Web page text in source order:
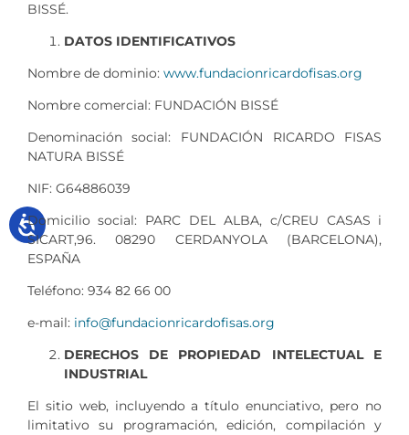
BISSÉ.
DATOS IDENTIFICATIVOS
Nombre de dominio: www.fundacionricardofisas.org
Nombre comercial: FUNDACIÓN BISSÉ
Denominación social: FUNDACIÓN RICARDO FISAS
NATURA BISSÉ
NIF: G64886039
Domicilio social: PARC DEL ALBA, c/CREU CASAS i
SICART,96. 08290 CERDANYOLA (BARCELONA),
ESPAÑA
Teléfono: 934 82 66 00
e-mail: info@fundacionricardofisas.org
DERECHOS DE PROPIEDAD INTELECTUAL E
INDUSTRIAL
El sitio web, incluyendo a título enunciativo, pero no
limitativo su programación, edición, compilación y